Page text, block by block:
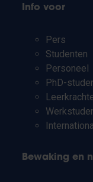
Info voor
Pers
Studenten
Personeel
PhD-
Bewaking en